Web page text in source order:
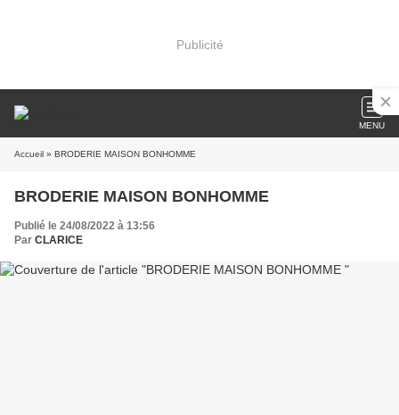
Publicité
MENU
Accueil » BRODERIE MAISON BONHOMME
BRODERIE MAISON BONHOMME
Publié le 24/08/2022 à 13:56
Par CLARICE